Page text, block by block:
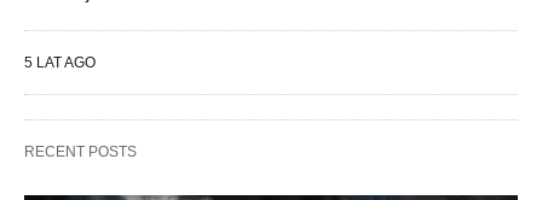
5 LAT AGO
RECENT POSTS